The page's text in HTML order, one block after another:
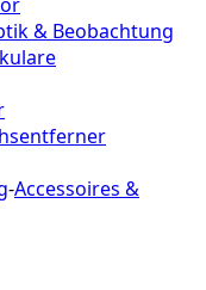
& Beobachtung
-Accessoires &